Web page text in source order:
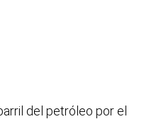
del petróleo por el